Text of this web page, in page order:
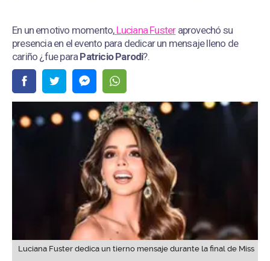
En un emotivo momento,Luciana Fusteraprovechó su
presencia en el evento para dedicar un mensaje lleno de
cariño ¿fue paraPatricio Parodi?.
Luciana Fuster dedica un tierno mensaje durante la final de Miss